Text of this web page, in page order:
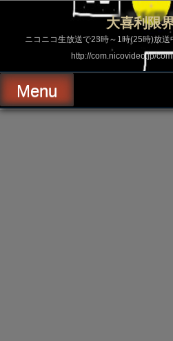
ス
ッ
プ
大喜利限
ニコニコ生放送で23時～1時(25時)放
http://com.nicovideo.jp/
Menu